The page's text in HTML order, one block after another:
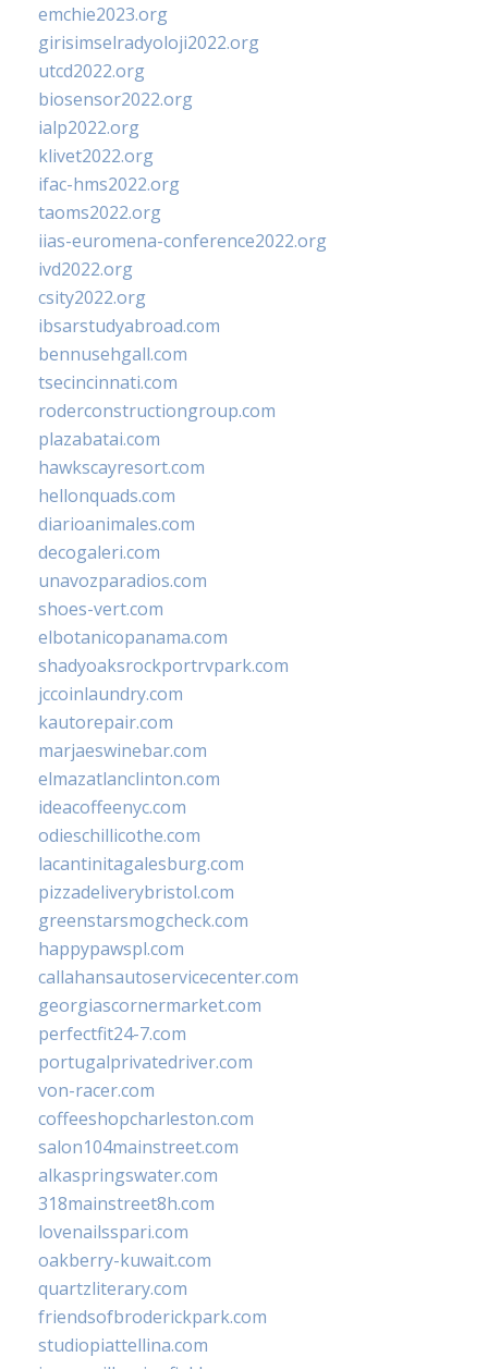
emchie2023.org
girisimselradyoloji2022.org
utcd2022.org
biosensor2022.org
ialp2022.org
klivet2022.org
ifac-hms2022.org
taoms2022.org
iias-euromena-conference2022.org
ivd2022.org
csity2022.org
ibsarstudyabroad.com
bennusehgall.com
tsecincinnati.com
roderconstructiongroup.com
plazabatai.com
hawkscayresort.com
hellonquads.com
diarioanimales.com
decogaleri.com
unavozparadios.com
shoes-vert.com
elbotanicopanama.com
shadyoaksrockportrvpark.com
jccoinlaundry.com
kautorepair.com
marjaeswinebar.com
elmazatlanclinton.com
ideacoffeenyc.com
odieschillicothe.com
lacantinitagalesburg.com
pizzadeliverybristol.com
greenstarsmogcheck.com
happypawspl.com
callahansautoservicecenter.com
georgiascornermarket.com
perfectfit24-7.com
portugalprivatedriver.com
von-racer.com
coffeeshopcharleston.com
salon104mainstreet.com
alkaspringswater.com
318mainstreet8h.com
lovenailsspari.com
oakberry-kuwait.com
quartzliterary.com
friendsofbroderickpark.com
studiopiattellina.com